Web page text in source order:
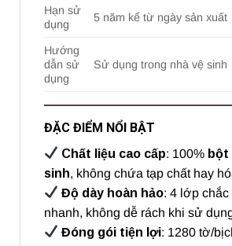
Hạn sử
dụng
5 năm kể từ ngày sản xuất
Hướng
dẫn sử
dụng
Sử dụng trong nhà vệ sinh
ĐẶC ĐIỂM NỔI BẬT
Chất liệu cao cấp: 100% bột
sinh, không chứa tạp chất hay
Độ dày hoàn hảo: 4 lớp chắc
nhanh, không dễ rách khi sử
Đóng gói tiện lợi: 1280 tờ/